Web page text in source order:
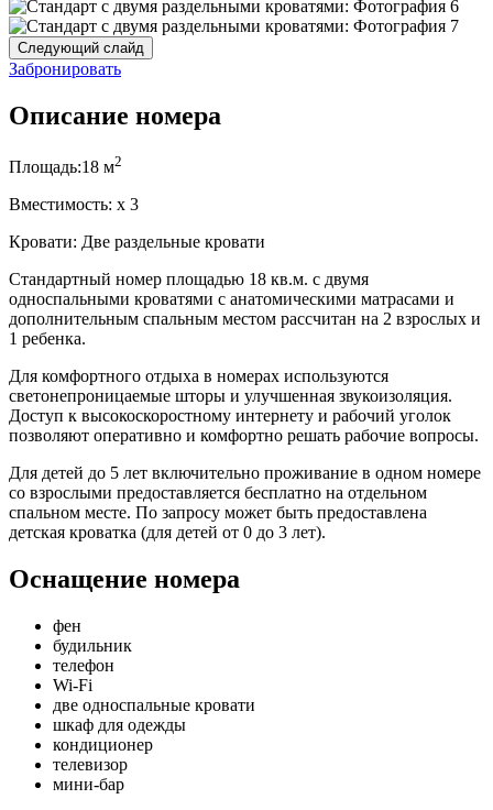
Следующий слайд
Забронировать
Описание номера
Площадь:18 м2
Вместимость: x 3
Кровати: Две раздельные кровати
Стандартный номер площадью 18 кв.м. с двумя
односпальными кроватями с анатомическими матрасами и
дополнительным спальным местом рассчитан на 2 взрослых и
1 ребенка.
Для комфортного отдыха в номерах используются
светонепроницаемые шторы и улучшенная звукоизоляция.
Доступ к высокоскоростному интернету и рабочий уголок
позволяют оперативно и комфортно решать рабочие вопросы.
Для детей до 5 лет включительно проживание в одном номере
со взрослыми предоставляется бесплатно на отдельном
спальном месте. По запросу может быть предоставлена
детская кроватка (для детей от 0 до 3 лет).
Оснащение номера
фен
будильник
телефон
Wi-Fi
две односпальные кровати
шкаф для одежды
кондиционер
телевизор
мини-бар